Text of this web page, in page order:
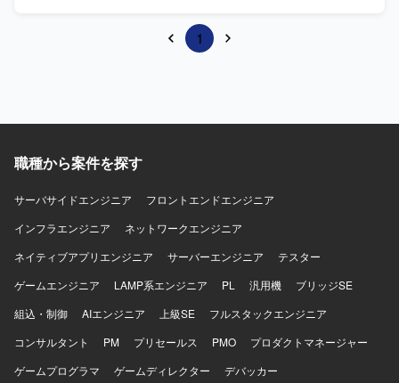
1
職種から案件を探す
サーバサイドエンジニア
フロントエンドエンジニア
インフラエンジニア
ネットワークエンジニア
ネイティブアプリエンジニア
サーバーエンジニア
テスター
ゲームエンジニア
LAMP系エンジニア PL 汎用機
ブリッジSE
組込・制御
AIエンジニア 上級SE
フルスタックエンジニア
コンサルタント
PM プリセールス PMO
プロダクトマネージャー
ゲームプログラマ
ゲームディレクター
デバッカー